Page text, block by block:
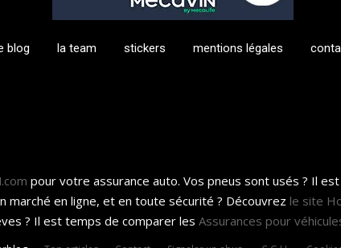
blog la team stickers mentions légales
pour votre assurance auto. Vos pneus sont usés ? Il
marché en ligne, et en toute sécurité ? Découvrez le site
? Il est temps de comparer les Assurances pour